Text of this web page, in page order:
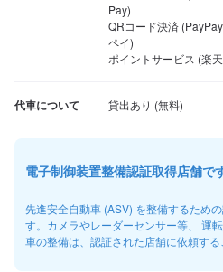
Pay)
QRコード決済
ペイ)
ポイントサービス (楽
代車について
電子制御装置整備認証取得店舗で
先進安全自動車 (ASV) を整備するため
す。カメラやレーダーセンサー等、 運
車の整備は、認証された店舗に依頼する